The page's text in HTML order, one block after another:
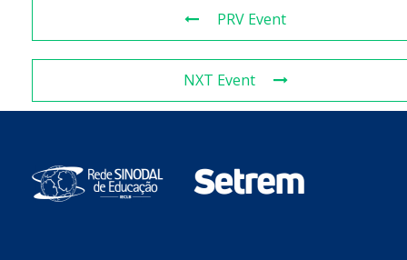
PRV Event
NXT Event